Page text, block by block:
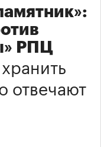
РПЦ
отвечают